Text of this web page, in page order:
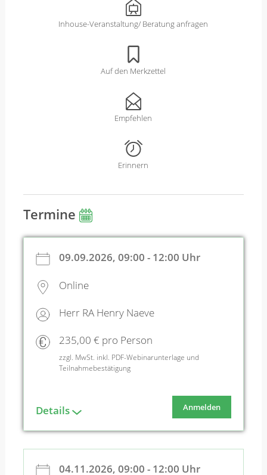
Inhouse-Veranstaltung/ Beratung anfragen
Auf den Merkzettel
Empfehlen
Erinnern
Termine
09.09.2026, 09:00 - 12:00 Uhr
Online
Herr RA Henry Naeve
235,00 € pro Person
zzgl. MwSt. inkl. PDF-Webinarunterlage und
Teilnahmebestätigung
Details Anmelden
04.11.2026, 09:00 - 12:00 Uhr